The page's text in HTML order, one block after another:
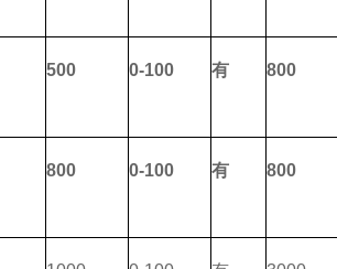
500 0-100 有 800
800 0-100 有 800